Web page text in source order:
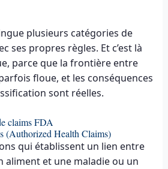
plusieurs catégories de
ses propres règles. Et c’est là
parce que la frontière entre
floue, et les conséquences
sont réelles.
claims FDA
(Authorized Health Claims)
qui établissent un lien entre
aliment et une maladie ou un